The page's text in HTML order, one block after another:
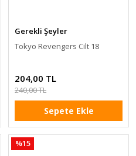
Gerekli Şeyler
Tokyo Revengers Cilt 18
204,00 TL
240,00 TL
Sepete Ekle
%15